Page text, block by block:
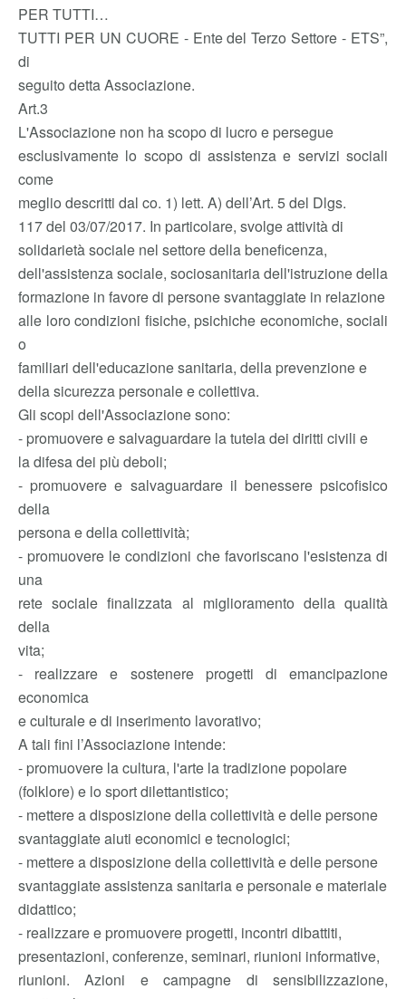
PER TUTTI…
TUTTI PER UN CUORE - Ente del Terzo Settore - ETS”,
di
seguito detta Associazione.
Art.3
L'Associazione non ha scopo di lucro e persegue
esclusivamente lo scopo di assistenza e servizi sociali
come
meglio descritti dal co. 1) lett. A) dell’Art. 5 del Dlgs.
117 del 03/07/2017. In particolare, svolge attività di
solidarietà sociale nel settore della beneficenza,
dell'assistenza sociale, sociosanitaria dell'istruzione della
formazione in favore di persone svantaggiate in relazione
alle loro condizioni fisiche, psichiche economiche, sociali
o
familiari dell'educazione sanitaria, della prevenzione e
della sicurezza personale e collettiva.
Gli scopi dell'Associazione sono:
- promuovere e salvaguardare la tutela dei diritti civili e
la difesa dei più deboli;
- promuovere e salvaguardare il benessere psicofisico
della
persona e della collettività;
- promuovere le condizioni che favoriscano l'esistenza di
una
rete sociale finalizzata al miglioramento della qualità
della
vita;
- realizzare e sostenere progetti di emancipazione
economica
e culturale e di inserimento lavorativo;
A tali fini l’Associazione intende:
- promuovere la cultura, l'arte la tradizione popolare
(folklore) e lo sport dilettantistico;
- mettere a disposizione della collettività e delle persone
svantaggiate aiuti economici e tecnologici;
- mettere a disposizione della collettività e delle persone
svantaggiate assistenza sanitaria e personale e materiale
didattico;
- realizzare e promuovere progetti, incontri dibattiti,
presentazioni, conferenze, seminari, riunioni informative,
riunioni. Azioni e campagne di sensibilizzazione,